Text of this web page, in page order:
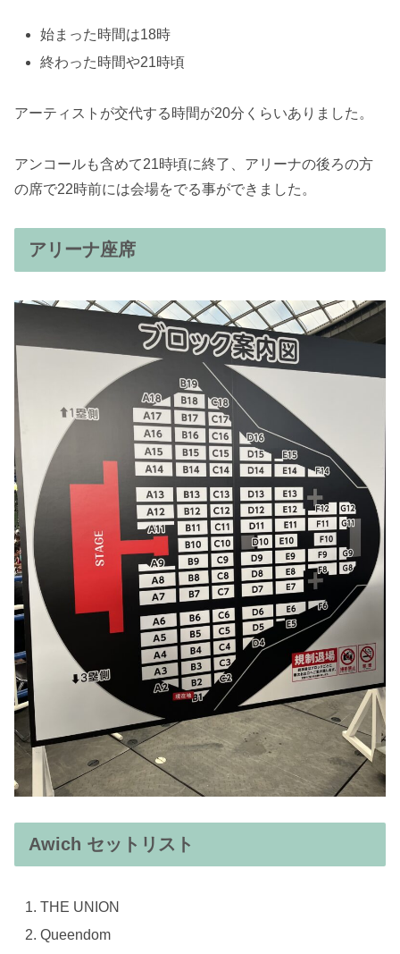
始まった時間は18時
終わった時間や21時頃
アーティストが交代する時間が20分くらいありました。
アンコールも含めて21時頃に終了、アリーナの後ろの方
の席で22時前には会場をでる事ができました。
アリーナ座席
Awich セットリスト
THE UNION
Queendom